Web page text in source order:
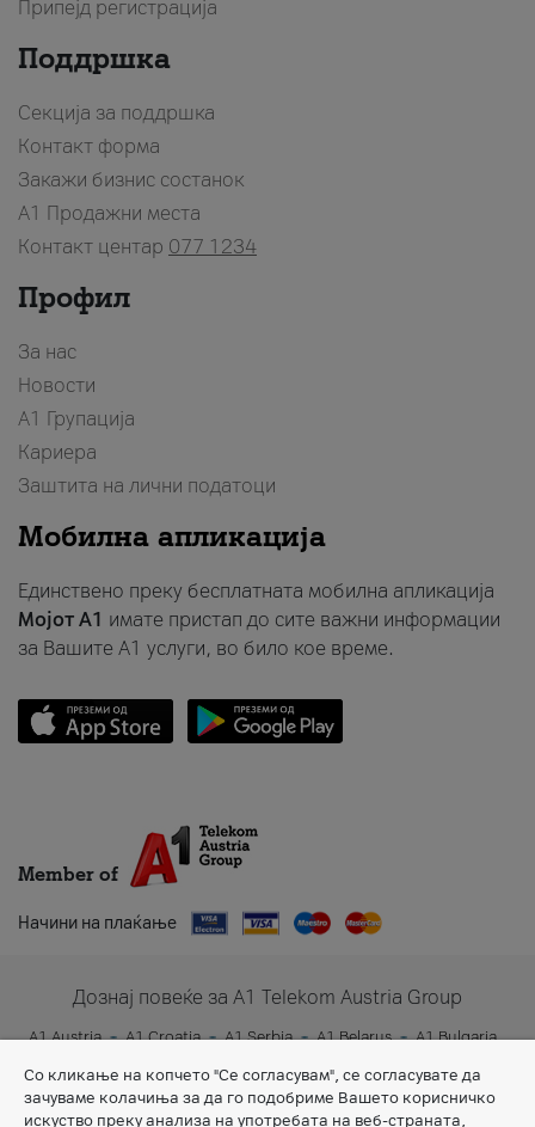
Припејд регистрација
Поддршка
Секција за поддршка
Контакт форма
Закажи бизнис состанок
A1 Продажни места
Контакт центар 077 1234
Профил
За нас
Новости
А1 Групација
Кариера
Заштита на лични податоци
Мобилна апликација
Единствено преку бесплатната мобилна апликација
Мојот A1 имате пристап до сите важни информации
за Вашите A1 услуги, во било кое време.
Member of
Начини на плаќање
Дознај повеќе за A1 Telekom Austria Group
A1 Austria A1 Croatia A1 Serbia A1 Belarus
A1 Bulgaria
Со кликање на копчето "Се согласувам", се согласувате да
зачуваме колачиња за да го подобриме Вашето корисничко
искуство преку анализа на употребата на веб-страната,